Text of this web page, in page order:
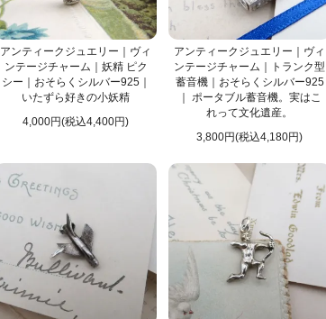
アンティークジュエリー｜ヴィ
ンテージチャーム｜妖精 ピク
シー｜おそらくシルバー925｜
いたずら好きの小妖精
4,000円(税込4,400円)
アンティークジュエリー｜ヴィ
ンテージチャーム｜トランク型
蓄音機｜おそらくシルバー925
｜ ポータブル蓄音機。実はこ
れって文化遺産。
3,800円(税込4,180円)